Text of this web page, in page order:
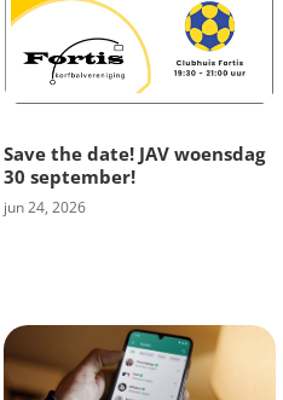
Save the date! JAV woensdag
30 september!
jun 24, 2026